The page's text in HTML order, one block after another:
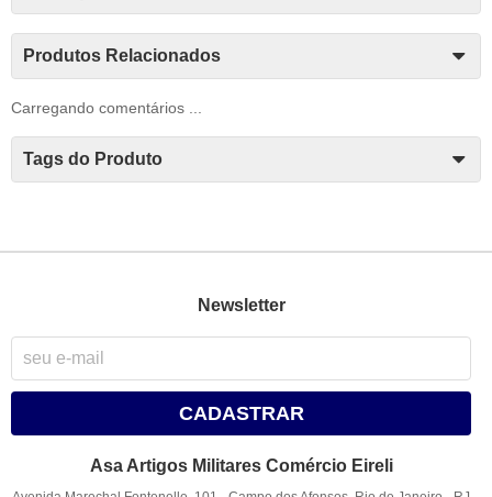
Produtos Relacionados
Carregando comentários ...
Tags do Produto
Newsletter
CADASTRAR
Asa Artigos Militares Comércio Eireli